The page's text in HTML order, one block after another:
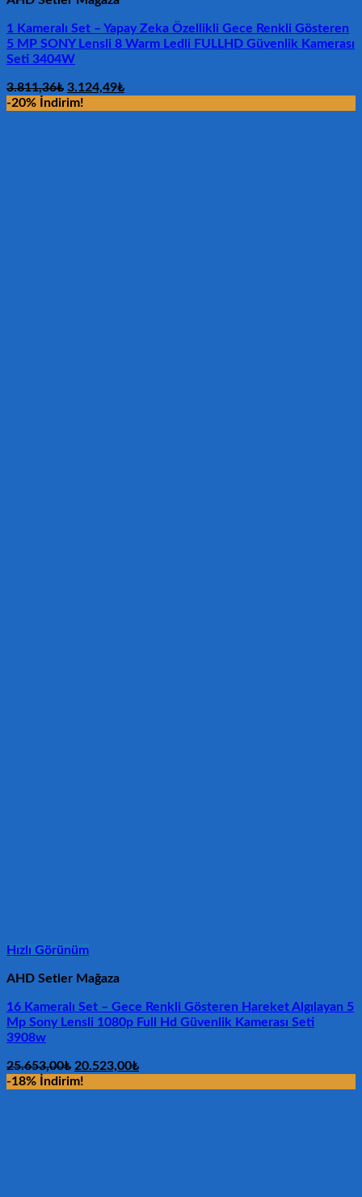
1 Kameralı Set – Yapay Zeka Özellikli Gece Renkli Gösteren
5 MP SONY Lensli 8 Warm Ledli FULLHD Güvenlik Kamerası
Seti 3404W
3.811,36₺ Orijinal
fiyat:
3.124,49₺Şu
-20% İndirim!
Hızlı Görünüm
AHD Setler Mağaza
16 Kameralı Set – Gece Renkli Gösteren Hareket Algılayan 5
Mp Sony Lensli 1080p Full Hd Güvenlik Kamerası Seti
3908w
25.653,00₺ Orijinal
fiyat:
20.523,00₺Şu
-18% İndirim!